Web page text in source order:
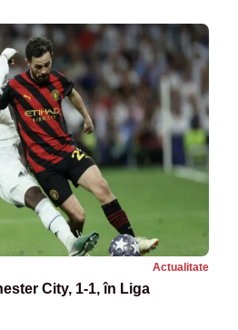
Actualitate
City, 1-1, în Liga